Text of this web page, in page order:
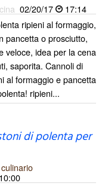
02/20/17
17:14
ripieni al formaggio,
pancetta o prosciutto,
veloce, idea per la cena
saporita. Cannoli di
al formaggio e pancetta
ripieni...
di polenta per
10:00